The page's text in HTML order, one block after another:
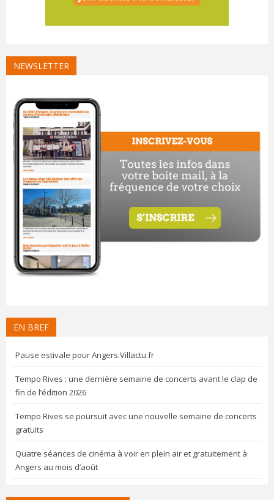
NEWSLETTER
EN BREF
Pause estivale pour Angers.Villactu.fr
Tempo Rives : une dernière semaine de concerts avant le clap de
fin de l’édition 2026
Tempo Rives se poursuit avec une nouvelle semaine de concerts
gratuits
Quatre séances de cinéma à voir en plein air et gratuitement à
Angers au mois d’août